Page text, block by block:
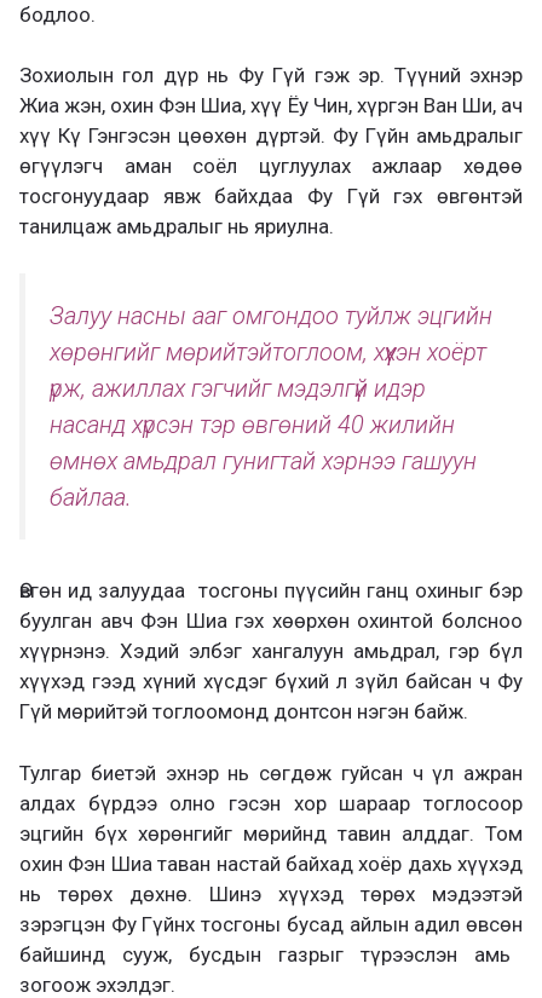
бодлоо.
Зохиолын гол дүрнь Фу Гүй гэж эр. Түүний эхнэр
Жиа жэн, охин Фэн Шиа, хүү Ёу Чин, хүргэн Ван Ши, ач
хүү Кү Гэнгэсэн цөөхөн дүртэй. Фу Гүйн амьдралыг
өгүүлэгч аман соёл цуглуулах ажлаар хөдөө
тосгонуудаар явж байхдаа Фу Гүй гэх өвгөнтэй
танилцаж амьдралыг нь яриулна.
Залуу насны ааг омгондоо туйлж эцгийн
хөрөнгийгмөрийтэйтоглоом, хүүхэн хоёрт
үрж, ажиллах гэгчийг мэдэлгүй идэр
насанд хүрсэн тэр өвгөний 40 жилийн
өмнөхамьдрал гунигтай хэрнээ гашуун
байлаа.
Өвгөн ид залуудаа тосгоны пүүсийн ганц охиныг бэр
буулган авч Фэн Шиа гэх хөөрхөн охинтой болсноо
хүүрнэнэ. Хэдий элбэг хангалуун амьдрал, гэр бүл
хүүхэд гээд хүний хүсдэг бүхий л зүйл байсан ч Фу
Гүй мөрийтэй тоглоомонд донтсон нэгэн байж.
Тулгар биетэй эхнэр нь сөгдөж гуйсан ч үл ажран
алдах бүрдээ олно гэсэн хор шараар тоглосоор
эцгийн бүх хөрөнгийг мөрийнд тавин алддаг. Том
охин Фэн Шиатаван настай байхадхоёр дахь хүүхэд
нь төрөх дөхнө. Шинэ хүүхэд төрөх мэдээтэй
зэрэгцэн Фу Гүйнх тосгоны бусад айлын адилөвсөн
байшинд сууж, бусдын газрыг түрээслэн амь
зогоож эхэлдэг.